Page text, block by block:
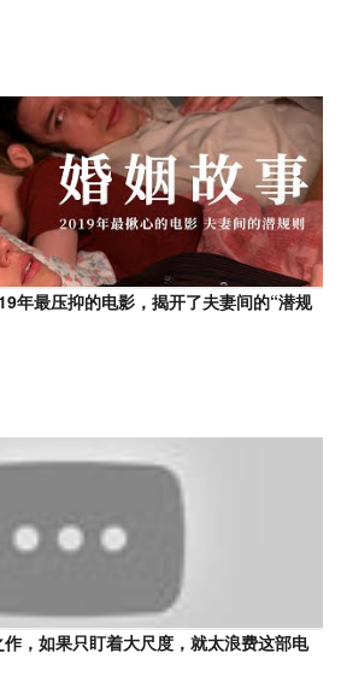
年最压抑的电影，揭开了夫妻间的“潜规
作，如果只盯着大尺度，就太浪费这部电